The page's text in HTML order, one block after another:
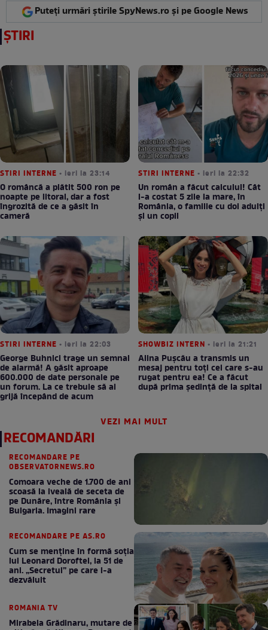
Puteți urmări știrile SpyNews.ro și pe Google News
ȘTIRI
STIRI INTERNE • ieri la 23:14
O româncă a plătit 500 ron pe
noapte pe litoral, dar a fost
îngrozită de ce a găsit în
cameră
STIRI INTERNE • ieri la 22:32
Un român a făcut calculul! Cât
l-a costat 5 zile la mare, în
România, o familie cu doi adulți
și un copil
STIRI INTERNE • ieri la 22:03
George Buhnici trage un semnal
de alarmă! A găsit aproape
600.000 de date personale pe
un forum. La ce trebuie să ai
grijă începând de acum
SHOWBIZ INTERN • ieri la 21:21
Alina Pușcău a transmis un
mesaj pentru toți cei care s-au
rugat pentru ea! Ce a făcut
după prima ședință de la spital
VEZI MAI MULT
RECOMANDĂRI
RECOMANDARE PE
OBSERVATORNEWS.RO
Comoara veche de 1.700 de ani
scoasă la iveală de seceta de
pe Dunăre, între România şi
Bulgaria. Imagini rare
RECOMANDARE PE AS.RO
Cum se menţine în formă soţia
lui Leonard Doroftei, la 51 de
ani. „Secretul” pe care l-a
dezvăluit
ROMANIA TV
Mirabela Grădinaru, mutare de